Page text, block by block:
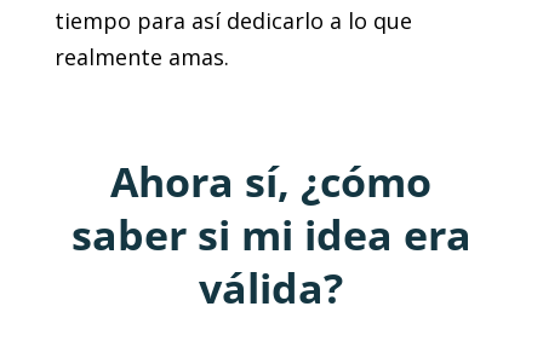
tiempo para así dedicarlo a lo que
realmente amas.
Ahora sí, ¿cómo
saber si mi idea era
válida?